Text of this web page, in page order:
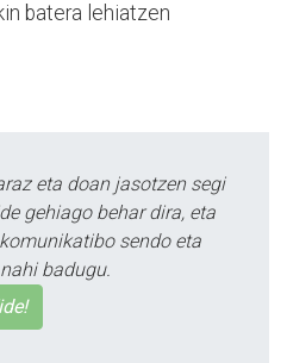
batera lehiatzen
eta doan jasotzen segi
gehiago behar dira, eta
sendo eta
badugu.